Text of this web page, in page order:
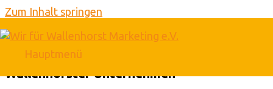
Zum Inhalt springen
Hauptmenü
Wallenhorst lokal – gemeinsam und nah
Freizeitangebote für Wallenhorst(er) von
Wallenhorster Unternehmen